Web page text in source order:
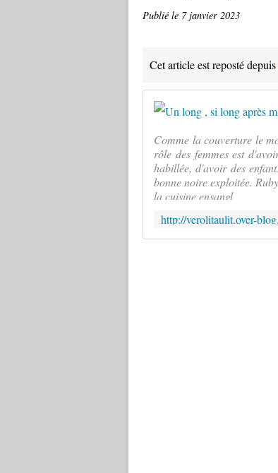
Publié le 7 janvier 2023
Cet article est reposté depuis
Comme la couverture le
rôle des femmes est
habillée, d'avoir des
bonne noire exploitée.
la cuisine ensangl